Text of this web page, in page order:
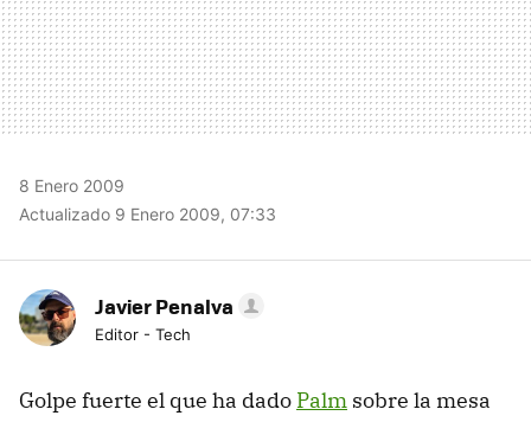
8 Enero 2009
Actualizado 9 Enero 2009, 07:33
Javier Penalva
Editor - Tech
Golpe fuerte el que ha dado Palm sobre la mesa